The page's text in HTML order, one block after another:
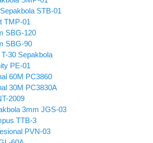
STB-01
TMP-01
SBG-120
SBG-90
30 Sepakbola
PE-01
60M PC3860
30M PC3830A
2009
3mm JGS-03
TTB-3
PVN-03